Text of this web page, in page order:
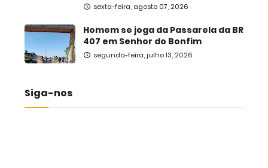
sexta-feira, agosto 07, 2026
Homem se joga da Passarela da BR
407 em Senhor do Bonfim
segunda-feira, julho 13, 2026
Siga-nos